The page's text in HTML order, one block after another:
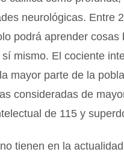
neurológicas. Entre
podrá aprender
mismo. El cociente
mayor parte de la
consideradas de
de 115 y
tienen en la